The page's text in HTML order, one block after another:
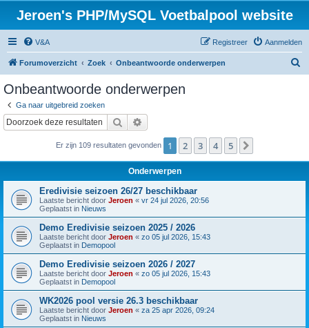
Jeroen's PHP/MySQL Voetbalpool website
V&A Aanmelden
Registreer
Forumoverzicht Zoek Onbeantwoorde onderwerpen
Onbeantwoorde onderwerpen
Ga naar uitgebreid zoeken
Zoek
Er zijn 109 resultaten gevonden 1 2 3 4 5
Onderwerpen
Eredivisie seizoen 26/27 beschikbaar
Laatste bericht door Jeroen « vr 24 jul 2026, 20:56
Geplaatst in Nieuws
Demo Eredivisie seizoen 2025 / 2026
Laatste bericht door Jeroen « zo 05 jul 2026, 15:43
Geplaatst in Demopool
Demo Eredivisie seizoen 2026 / 2027
Laatste bericht door Jeroen « zo 05 jul 2026, 15:43
Geplaatst in Demopool
WK2026 pool versie 26.3 beschikbaar
Laatste bericht door Jeroen « za 25 apr 2026, 09:24
Geplaatst in Nieuws